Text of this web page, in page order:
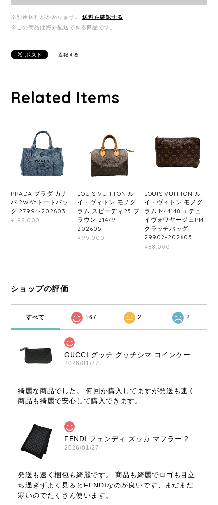
※別途送料がかかります。
送料を確認する
※この商品は海外配送できる商品です。
通報する
Related Items
PRADA プラダ カナ
パ 2WAYトートバッ
グ 27994-202603
¥198,000
LOUIS VUITTON ル
イ・ヴィトン モノグ
ラム スピーディ25 ブ
ラウン 21479-
202605
¥99,000
LOUIS VUITTON ル
イ・ヴィトン モノグ
ラム M44148 エテュ
イヴォワヤージュPM
クラッチバッグ
29902-202605
¥88,000
ショップの評価
すべて 167 2 2
GUCCI グッチ グッチシマ コインケース ブラック 9347-202212
2026/01/27
綺麗な商品でした。 何回か購入してますが発送も速く
商品も綺麗で安心して購入できます。
FENDI フェンディ ズッカ マフラー 22816-202512
2026/01/27
発送も速く梱包も綺麗です。 商品も綺麗でロゴも目立
ち過ぎずよく見るとFENDIなのが良いです、まだまだ
寒いのでたくさん使います。